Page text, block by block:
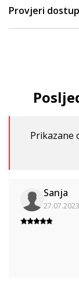
Provjeri
Prikazane
Sanja